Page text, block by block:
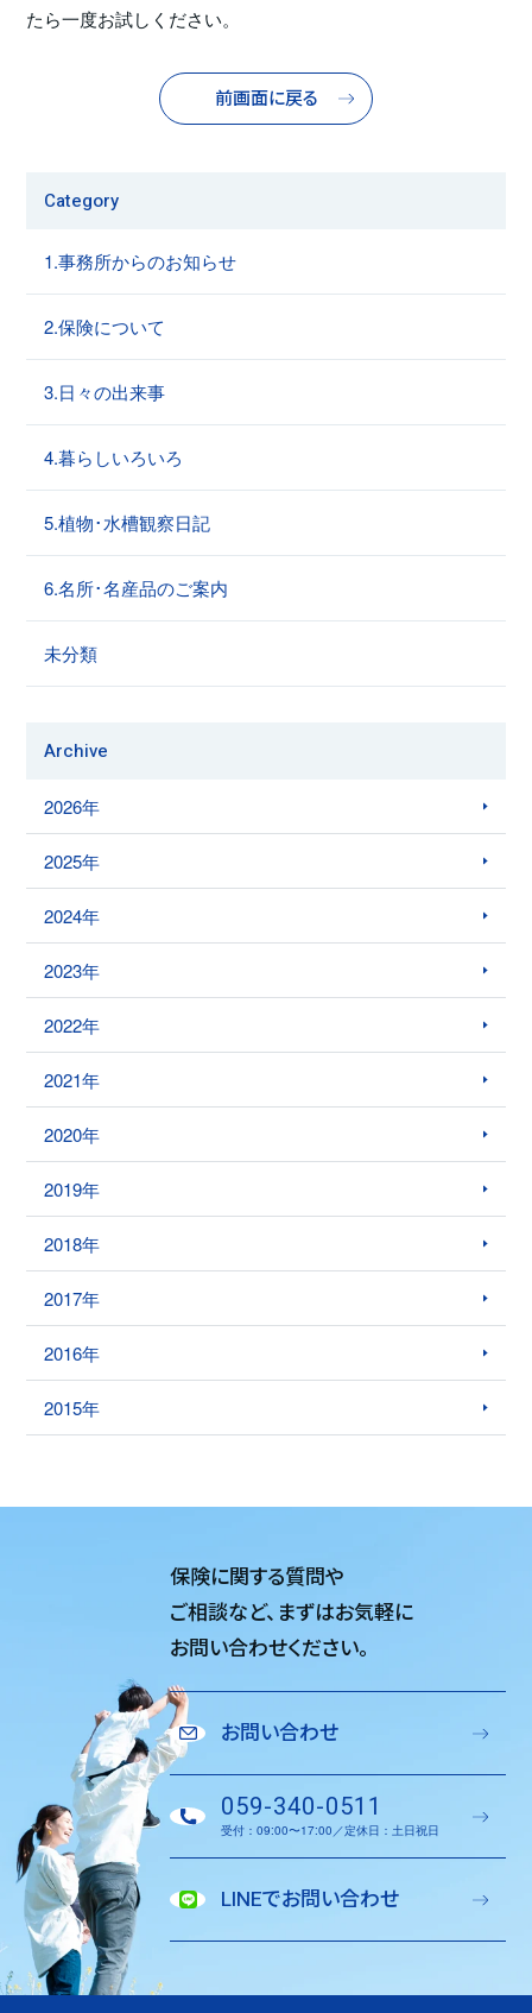
たら一度お試しください。
前画面に戻る
Category
1.事務所からのお知らせ
2.保険について
3.日々の出来事
4.暮らしいろいろ
5.植物･水槽観察日記
6.名所･名産品のご案内
未分類
Archive
2026年
2025年
2024年
2023年
2022年
2021年
2020年
2019年
2018年
2017年
2016年
2015年
保険に関する質問や
ご相談など、 まずはお気軽に
お問い合わせください。
お問い合わせ
059-340-0511
受付：09:00〜17:00／定休日：土日祝日
LINEでお問い合わせ